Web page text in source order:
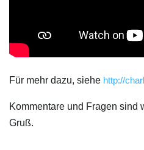
Für mehr dazu, siehe http://
Kommentare und Fragen sind
Gruß.